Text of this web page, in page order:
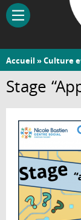
Vous
êtes
ici
Accueil »Culture
Stage